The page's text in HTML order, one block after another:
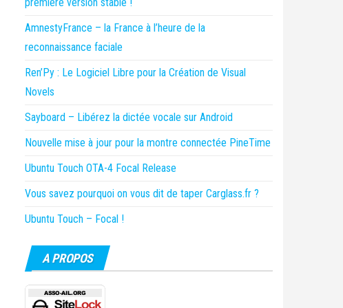
AmnestyFrance – la France à l’heure de la
reconnaissance faciale
Ren’Py : Le Logiciel Libre pour la Création de Visual
Novels
Sayboard – Libérez la dictée vocale sur Android
Nouvelle mise à jour pour la montre connectée PineTime
Ubuntu Touch OTA-4 Focal Release
Vous savez pourquoi on vous dit de taper Carglass.fr ?
Ubuntu Touch – Focal !
A PROPOS